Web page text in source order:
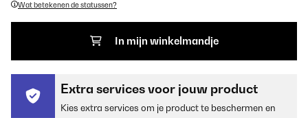
Wat betekenen de statussen?
In mijn winkelmandje
Extra services voor jouw product
Kies extra services om je product te beschermen en